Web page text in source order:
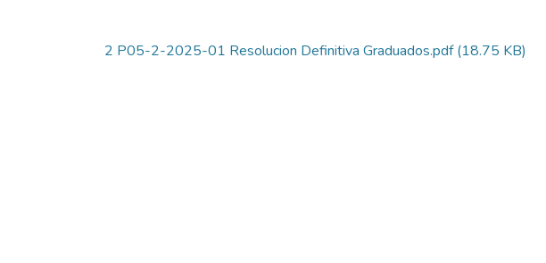
2 P05-2-2025-01 Resolucion Definitiva Graduados.pdf(18.75 KB)